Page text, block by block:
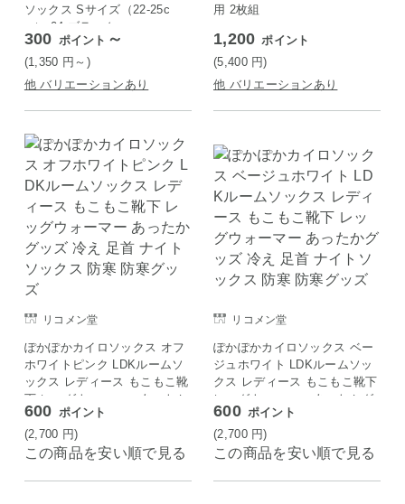
ソックス Sサイズ（22-25c
m） 04.ブラック
300 ポイント ～
(1,350 円 ～)
他 バリエーションあり
用 2枚組
1,200 ポイント
(5,400 円)
他 バリエーションあり
リコメン堂
ぽかぽかカイロソックス オフ
ホワイトピンク LDKルームソ
ックス レディース もこもこ靴
下 レッグウォーマー あったか
グッズ 冷え 足首 ナイトソッ
クス 防寒 防寒グッズ
600 ポイント
(2,700 円)
この商品を安い順で見る
リコメン堂
ぽかぽかカイロソックス ベー
ジュホワイト LDKルームソッ
クス レディース もこもこ靴下
レッグウォーマー あったかグ
ッズ 冷え 足首 ナイトソック
ス 防寒 防寒グッズ
600 ポイント
(2,700 円)
この商品を安い順で見る